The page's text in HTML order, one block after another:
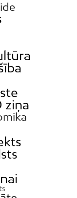
ziņa